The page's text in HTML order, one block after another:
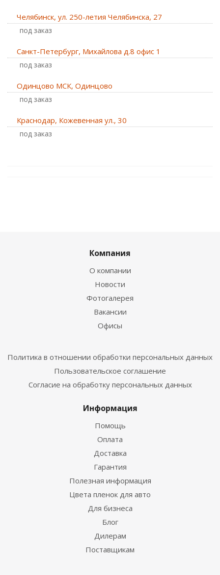
Челябинск, ул. 250-летия Челябинска, 27
Под заказ
Санкт-Петербург, Михайлова д.8 офис 1
Под заказ
Одинцово МСК, Одинцово
Под заказ
Краснодар, Кожевенная ул., 30
Под заказ
Компания
О компании
Новости
Фотогалерея
Вакансии
Офисы
Политика в отношении обработки персональных данных
Пользовательское соглашение
Согласие на обработку персональных данных
Информация
Помощь
Оплата
Доставка
Гарантия
Полезная информация
Цвета пленок для авто
Для бизнеса
Блог
Дилерам
Поставщикам